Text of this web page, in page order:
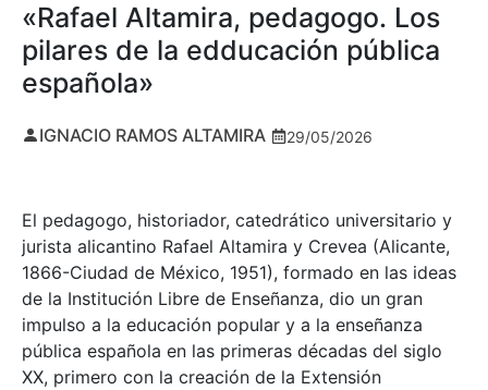
«Rafael Altamira, pedagogo. Los
pilares de la edducación pública
española»
IGNACIO RAMOS ALTAMIRA 29/05/2026
El pedagogo, historiador, catedrático universitario y
jurista alicantino Rafael Altamira y Crevea (Alicante,
1866-Ciudad de México, 1951), formado en las ideas
de la Institución Libre de Enseñanza, dio un gran
impulso a la educación popular y a la enseñanza
pública española en las primeras décadas del siglo
XX, primero con la creación de la Extensión